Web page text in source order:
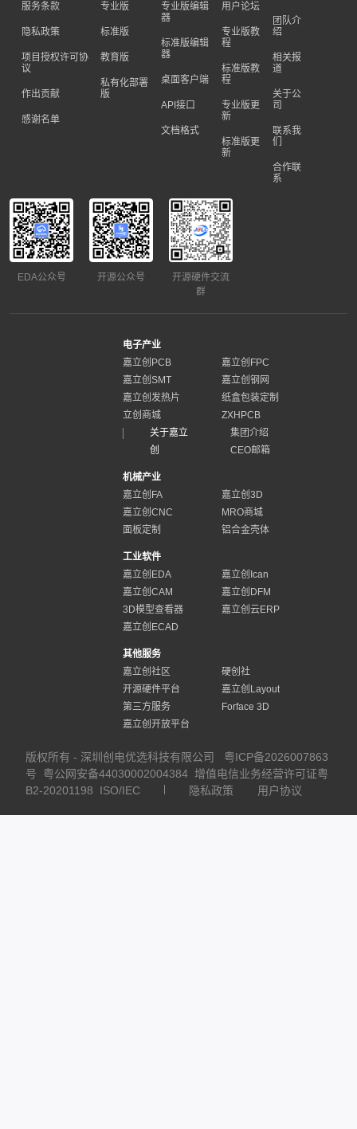
服务条款
隐私政策
项目授权许可协
议
作出贡献
感谢名单
专业版
标准版
教育版
私有化部署
版
专业版编辑
器
标准版编辑
器
桌面客户端
API接口
文档格式
用户论坛
专业版教
程
标准版教
程
专业版更
新
标准版更
新
团队介
绍
相关报
道
关于公
司
联系我
们
合作联
系
EDA公众号 开源公众号
开源硬件交流
群
电子产业
嘉立创PCB
嘉立创FPC
嘉立创SMT
嘉立创钢网
嘉立创发热片
纸盒包装定制
立创商城
ZXHPCB
关于嘉立
创
集团介绍
CEO邮箱
机械产业
嘉立创FA
嘉立创3D
嘉立创CNC
MRO商城
面板定制
铝合金壳体
工业软件
嘉立创EDA
嘉立创Ican
嘉立创CAM
嘉立创DFM
3D模型查看器
嘉立创云ERP
嘉立创ECAD
其他服务
嘉立创社区
硬创社
开源硬件平台
嘉立创Layout
第三方服务
Forface 3D
嘉立创开放平台
版权所有 - 深圳创电优选科技有限公司
粤ICP备2026007863
号
粤公网安备44030002004384 增值电信业务经营许可证粤
B2-20201198
ISO/IEC 隐私政策 用户协议